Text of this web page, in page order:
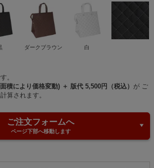
ダークブラウン 白
。
積により価格変動) ＋ 版代 5,500円（税込） が ご
算されます。
ご注文フォームへ
ページ下部へ移動します